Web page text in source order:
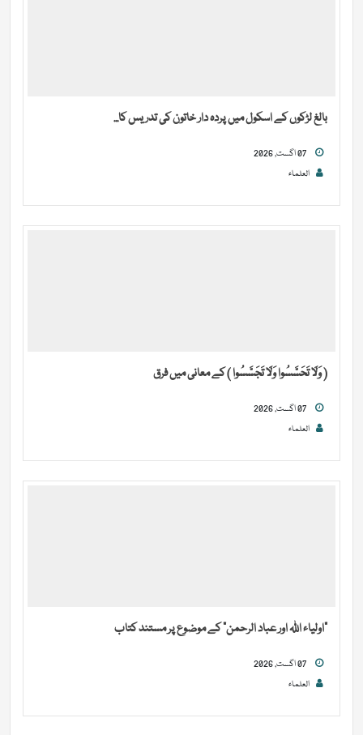
بالغ لڑکوں کے اسکول میں پردہ دار خاتون کی تدریس کا...
العلماء
( وَلَا تَحَسَّسُوا وَلَا تَجَسَّسُوا ) کے معانی میں فرق
العلماء
“اولیاء اللہ اور عباد الرحمن” کے موضوع پر مستند کتاب
العلماء